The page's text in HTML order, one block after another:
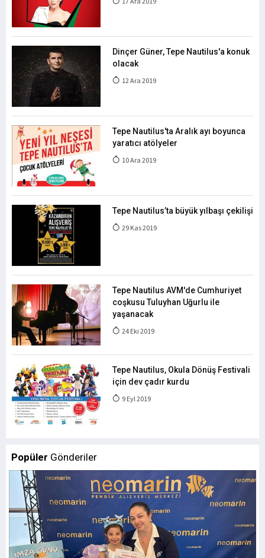
Dinçer Güner, Tepe Nautilus'a konuk
olacak
12 Ara 2019
Tepe Nautilus'ta Aralık ayı boyunca
yaratıcı atölyeler
10 Ara 2019
Tepe Nautilus’ta büyük yılbaşı çekilişi
29 Kas 2019
Tepe Nautilus AVM'de Cumhuriyet
coşkusu Tuluyhan Uğurlu ile
yaşanacak
24 Eki 2019
Tepe Nautilus, Okula Dönüş Festivali
için dev çadır kurdu
9 Eyl 2019
Popüler Gönderiler